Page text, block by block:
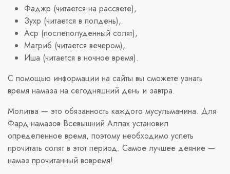
Фаджр (читается на рассвете),
Зухр (читается в полдень),
Аср (послеполуденный солят),
Магриб (читается вечером),
Иша (читается в ночное время).
С помощью информации на сайты вы сможете узнать
время намаза на сегодняшний день и завтра.
Молитва — это обязанность каждого мусульманина. Для
Фард намазов Всевышний Аллах установил
определенное время, поэтому необходимо успеть
прочитать солят в этот период. Самое лучшее деяние —
намаз прочитанный вовремя!